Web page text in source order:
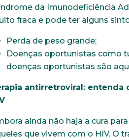
da Imunodeficiência
fraca e pode ter alguns
Perda de peso grande;
Doenças oportunistas como
doenças oportunistas são
antirretroviral:
ainda não haja a cura
que vivem com o HIV. O